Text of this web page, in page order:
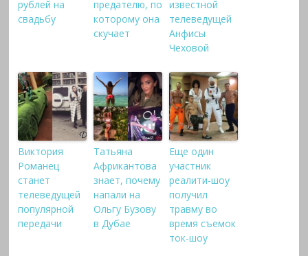
рублей на
свадьбу
предателю, по
которому она
скучает
известной
телеведущей
Анфисы
Чеховой
Виктория
Романец
станет
телеведущей
популярной
передачи
Татьяна
Африкантова
знает, почему
напали на
Ольгу Бузову
в Дубае
Еще один
участник
реалити-шоу
получил
травму во
время съемок
ток-шоу